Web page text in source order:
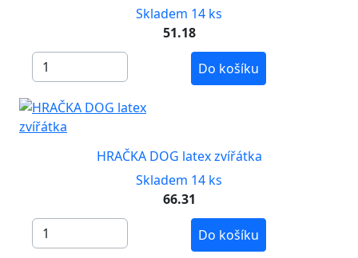
Skladem 14 ks
51.18
Do košíku
HRAČKA DOG latex zvířátka
Skladem 14 ks
66.31
Do košíku